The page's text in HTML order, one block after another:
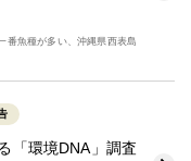
番魚種が多い、沖縄県西表島
「環境DNA」調査